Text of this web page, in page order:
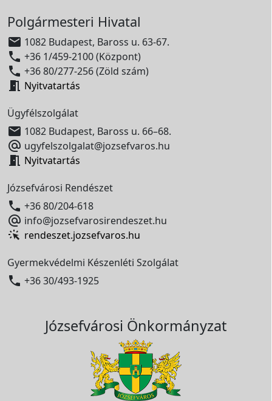
Polgármesteri Hivatal
 1082 Budapest, Baross u. 63-67.
 +36 1/459-2100 (Központ)
 +36 80/277-256 (Zöld szám)
 Nyitvatartás
Ügyfélszolgálat
 1082 Budapest, Baross u. 66–68.
 ugyfelszolgalat@jozsefvaros.hu
 Nyitvatartás
Józsefvárosi Rendészet
 +36 80/204-618
 info@jozsefvarosirendeszet.hu
rendeszet.jozsefvaros.hu
Gyermekvédelmi Készenléti Szolgálat
 +36 30/493-1925
Józsefvárosi Önkormányzat